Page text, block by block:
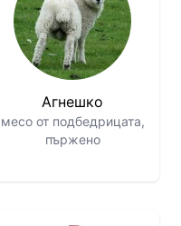
Агнешко
месо от подбедрицата,
пържено